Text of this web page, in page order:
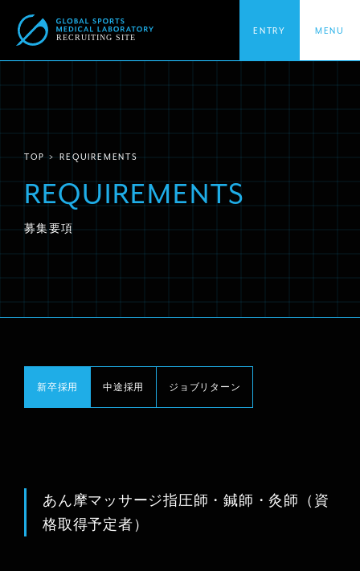
MENU
ENTRY
ABOUT GSML
SPECIAL
採用について
TOP REQUIREMENTS
REQUIREMENTS
募集要項
新卒採用 中途採用 ジョブリターン
あん摩マッサージ指圧師・鍼師・灸師（資
格取得予定者）